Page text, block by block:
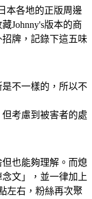
Johnny's版本的商
牌，記錄下這五味
考慮到被害者的處
文」，並一律加上
左右，粉絲再次聚